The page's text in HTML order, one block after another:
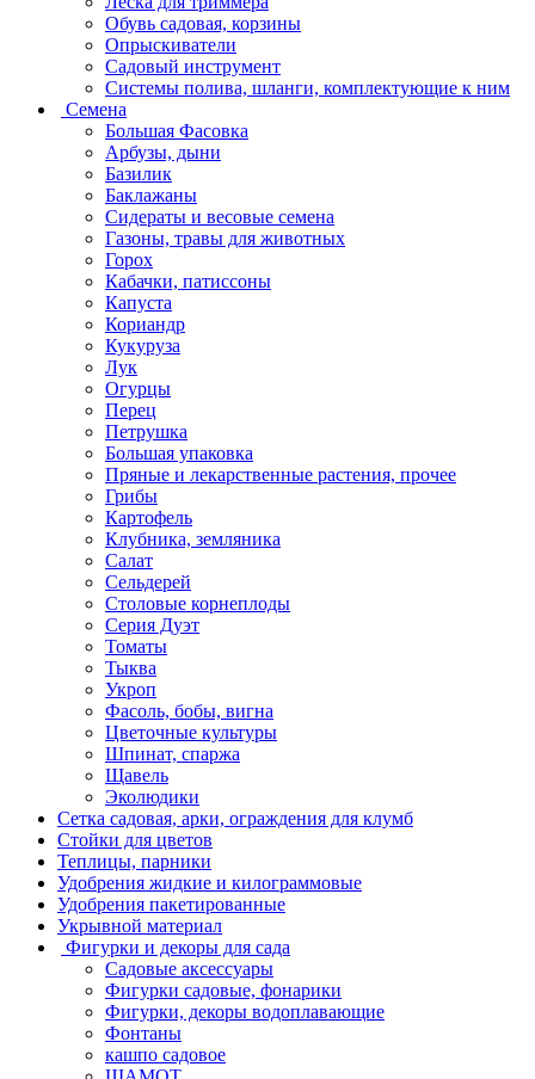
Обувь садовая, корзины
Опрыскиватели
Садовый инструмент
Системы полива, шланги, комплектующие к ним
Семена
Большая Фасовка
Арбузы, дыни
Базилик
Баклажаны
Сидераты и весовые семена
Газоны, травы для животных
Горох
Кабачки, патиссоны
Капуста
Кориандр
Кукуруза
Лук
Огурцы
Перец
Петрушка
Большая упаковка
Пряные и лекарственные растения, прочее
Грибы
Картофель
Клубника, земляника
Салат
Сельдерей
Столовые корнеплоды
Серия Дуэт
Томаты
Тыква
Укроп
Фасоль, бобы, вигна
Цветочные культуры
Шпинат, спаржа
Щавель
Эколюдики
Сетка садовая, арки, ограждения для клумб
Стойки для цветов
Теплицы, парники
Удобрения жидкие и килограммовые
Удобрения пакетированные
Укрывной материал
Фигурки и декоры для сада
Садовые аксессуары
Фигурки садовые, фонарики
Фигурки, декоры водоплавающие
Фонтаны
кашпо садовое